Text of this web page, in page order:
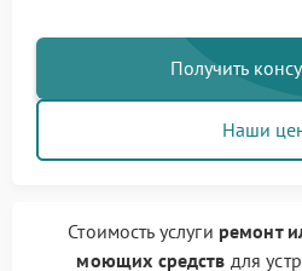
Получить
Наши
Стоимость услуги ремонт
моющих средств для